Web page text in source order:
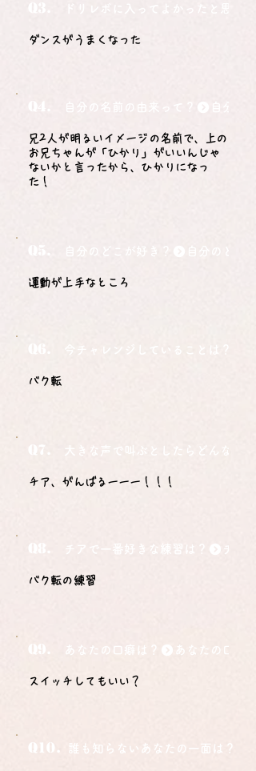
ドリレボに入ってよかったと思うこ
ダンスがうまくなった
自分の名前の由来って？
兄2人が明るいイメージの名前で、上の
お兄ちゃんが「ひかり」がいいんじゃ
ないかと言ったから、ひかりになっ
た！
運動が上手なところ
今チャレンジしていることは？
バク転
Q7. 大きな声で叫ぶとしたらどんな言葉
チア、がんばるーーー！！！
Q8. チアで一番好きな練習は？
バク転の練習
Q9. あなたの口癖は？
スイッチしてもいい？
Q10. 誰も知らないあなたの一面は？